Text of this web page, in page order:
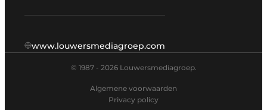
www.louwersmediagroep.com
© 1987 - 2026 Louwersmediagroep.
Algemene voorwaarden
Privacy policy